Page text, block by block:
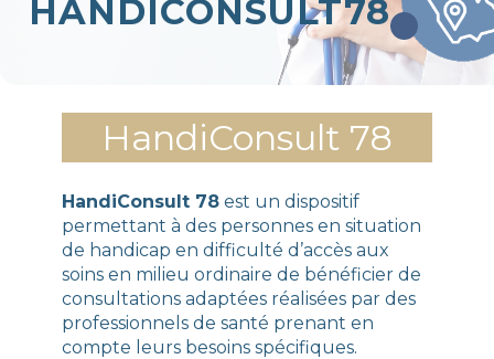
HANDICONSULT78
HandiConsult 78
HandiConsult 78 est un dispositif
permettant à des personnes en situation
de handicap en difficulté d’accès aux
soins en milieu ordinaire de bénéficier de
consultations adaptées réalisées par des
professionnels de santé prenant en
compte leurs besoins spécifiques.